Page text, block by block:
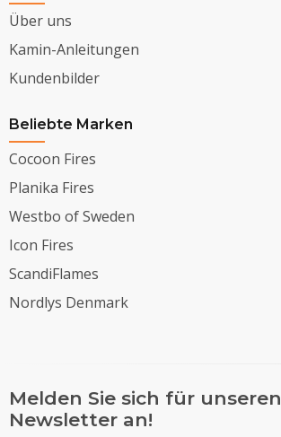
Über uns
Kamin-Anleitungen
Kundenbilder
Beliebte Marken
Cocoon Fires
Planika Fires
Westbo of Sweden
Icon Fires
ScandiFlames
Nordlys Denmark
Melden Sie sich für unseren
Newsletter an!